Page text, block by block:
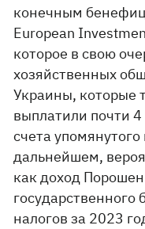
конечным
European
которое в свою
хозяйственных
Украины, которые
выплатили почти
счета
дальнейшем,
как доход
налогов за 2023